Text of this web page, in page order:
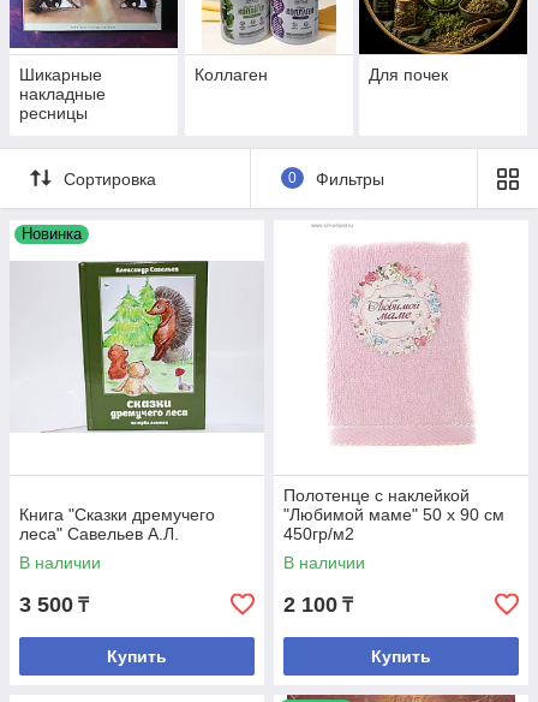
Шикарные
накладные
ресницы
Коллаген Для почек
Сортировка 0 Фильтры
Новинка
Книга "Сказки дремучего
леса" Савельев А.Л.
В наличии
3 500 ₸
Купить
Полотенце с наклейкой
"Любимой маме" 50 х 90 см
450гр/м2
В наличии
2 100 ₸
Купить